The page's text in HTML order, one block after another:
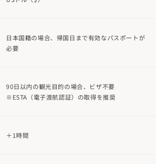
日本国籍の場合、帰国日まで有効なパスポートが
必要
90日以内の観光目的の場合、ビザ不要
※ESTA（電子渡航認証）の取得を推奨
＋1時間